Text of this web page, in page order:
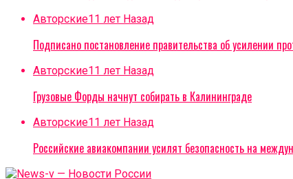
Авторские11 лет Назад
Подписано постановление правительства об усилении
Авторские11 лет Назад
Грузовые Форды начнут собирать в Калининграде
Авторские11 лет Назад
Российские авиакомпании усилят безопасность на